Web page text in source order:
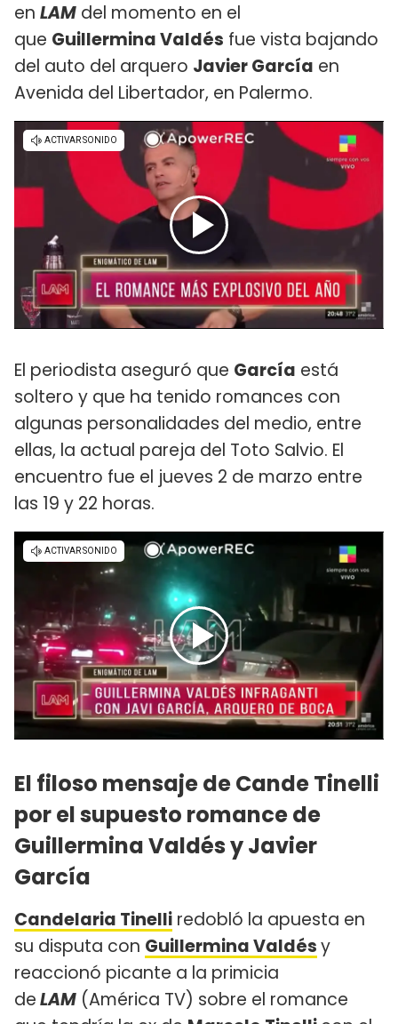
en LAM del momento en el
que Guillermina Valdés fue vista bajando
del auto del arquero Javier García en
Avenida del Libertador, en Palermo.
El periodista aseguró que García está
soltero y que ha tenido romances con
algunas personalidades del medio, entre
ellas, la actual pareja del Toto Salvio. El
encuentro fue el jueves 2 de marzo entre
las 19 y 22 horas.
El filoso mensaje de Cande Tinelli
por el supuesto romance de
Guillermina Valdés y Javier
García
Candelaria Tinelli redobló la apuesta en
su disputa con Guillermina Valdésy
reaccionó picante a la primicia
deLAM (América TV) sobre el romance